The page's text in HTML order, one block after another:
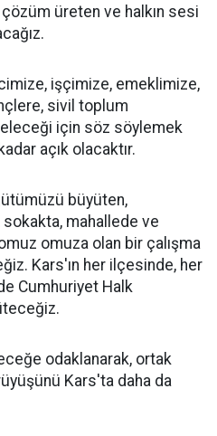
üreten ve halkın sesi
işçimize, emeklimize,
sivil toplum
için söz söylemek
açık olacaktır.
büyüten,
sokakta, mahallede ve
omuza olan bir çalışma
Kars'ın her ilçesinde, her
Cumhuriyet Halk
odaklanarak, ortak
Kars'ta daha da